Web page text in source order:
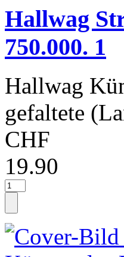
Hallwag
750.000. 1
Hallwag
gefaltete
CHF
19.90